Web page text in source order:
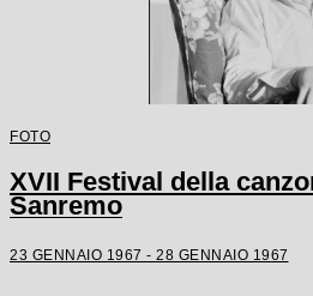
FOTO
XVII Festival della
Sanremo
23 GENNAIO 1967 - 28 GENNAIO 1967